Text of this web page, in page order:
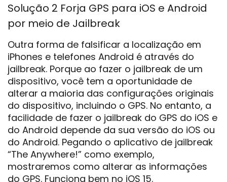
Solução 2 Forja GPS para iOS e Android
por meio de Jailbreak
Outra forma de falsificar a localização em
iPhones e telefones Android é através do
jailbreak. Porque ao fazer o jailbreak de um
dispositivo, você tem a oportunidade de
alterar a maioria das configurações originais
do dispositivo, incluindo o GPS. No entanto, a
facilidade de fazer o jailbreak do GPS do iOS e
do Android depende da sua versão do iOS ou
do Android. Pegando o aplicativo de jailbreak
“The Anywhere!” como exemplo,
mostraremos como alterar as informações
do GPS. Funciona bem no iOS 15.